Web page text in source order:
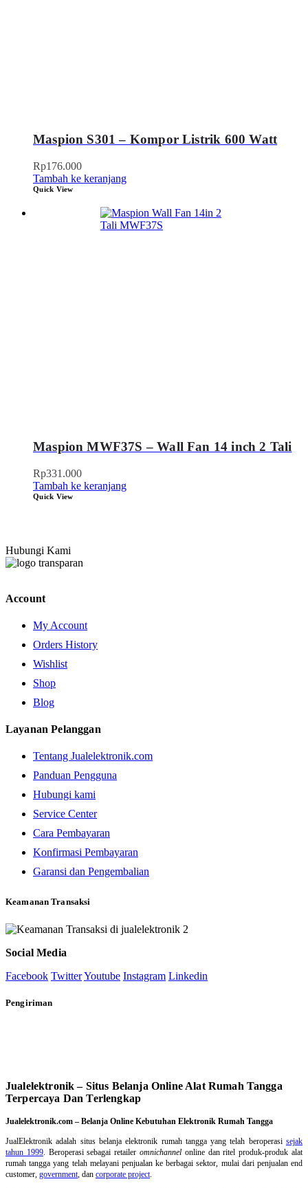
Maspion S301 – Kompor Listrik 600 Watt
Rp176.000
Tambah ke keranjang
Quick View
Maspion MWF37S – Wall Fan 14 inch 2 Tali
Rp331.000
Tambah ke keranjang
Quick View
Hubungi Kami
Account
My Account
Orders History
Wishlist
Shop
Blog
Layanan Pelanggan
Tentang Jualelektronik.com
Panduan Pengguna
Hubungi kami
Service Center
Cara Pembayaran
Konfirmasi Pembayaran
Garansi dan Pengembalian
Keamanan Transaksi
Social Media
Facebook TwitterYoutube Instagram Linkedin
Pengiriman
Jualelektronik – Situs Belanja Online Alat Rumah Tangga
Terpercaya Dan Terlengkap
Jualelektronik.com – Belanja Online Kebutuhan Elektronik Rumah Tangga
JualElektronik adalah situs belanja elektronik rumah tanggayang telah beroperasisejak
tahun 1999. Beroperasi sebagai retaileromnichannel online dan ritel produk-produk alat
rumah tangga yang telah melayani penjualan ke berbagai sektor, mulai dari penjualan end
customer, government, dan corporate project.